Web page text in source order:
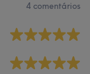
4 comentários